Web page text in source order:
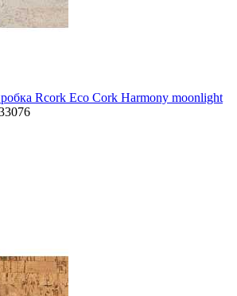
Rcork Eco Cork Harmony moonlight